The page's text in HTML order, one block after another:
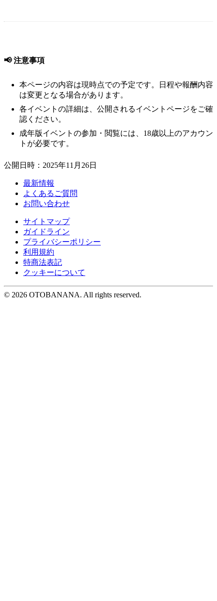
📢 注意事項
本ページの内容は現時点での予定です。日程や報酬内容
は変更となる場合があります。
各イベントの詳細は、公開されるイベントページをご確
認ください。
成年版イベントの参加・閲覧には、18歳以上のアカウン
トが必要です。
公開日時：2025年11月26日
最新情報
よくあるご質問
お問い合わせ
サイトマップ
ガイドライン
プライバシーポリシー
利用規約
特商法表記
クッキーについて
©︎ 2026 OTOBANANA. All rights reserved.